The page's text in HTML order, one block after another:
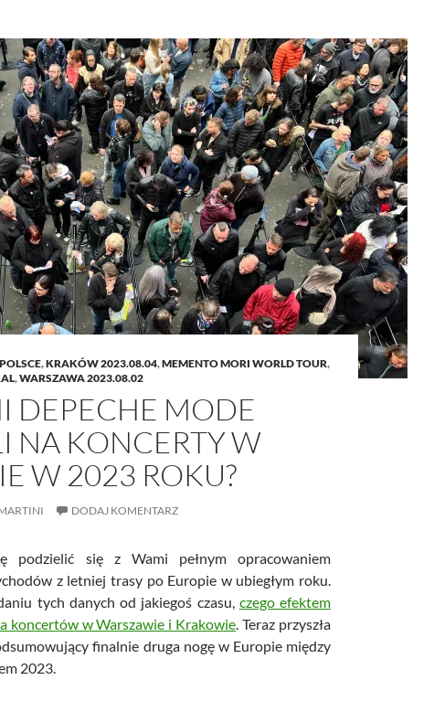
,KRAKÓW 2023.08.04,MEMENTO MORI WORLD TOUR,
,WARSZAWA 2023.08.02
DEPECHE MODE
NA KONCERTY W
W 2023 ROKU?
DODAJ KOMENTARZ
podzielić się z Wami pełnym opracowaniem
z letniej trasy po Europie w ubiegłym roku.
tych danych od jakiegoś czasu, czego efektem
koncertów w Warszawie i Krakowie. Teraz przyszła
finalnie druga nogę w Europie między
2023.